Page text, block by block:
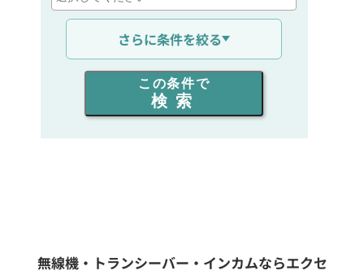
通信距離を選ぶ
出力を選ぶ
同時通話人数を選ぶ
さらに条件を絞る
この条件で
検索
無線機・トランシーバー・インカムならエクセ